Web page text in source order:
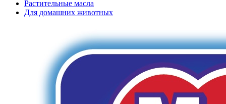
Растительные масла
Для домашних животных